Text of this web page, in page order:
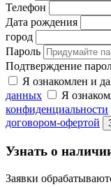
Телефон
Дата рождения
город
Пароль
Подтверждение
Я ознакомлен и
данных
Я
конфиденциальности
договором-офертой
Узнать о
Заявки